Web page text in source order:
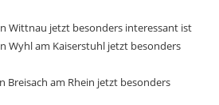
Wittnau jetzt besonders interessant ist
Wyhl am Kaiserstuhl jetzt besonders
Breisach am Rhein jetzt besonders